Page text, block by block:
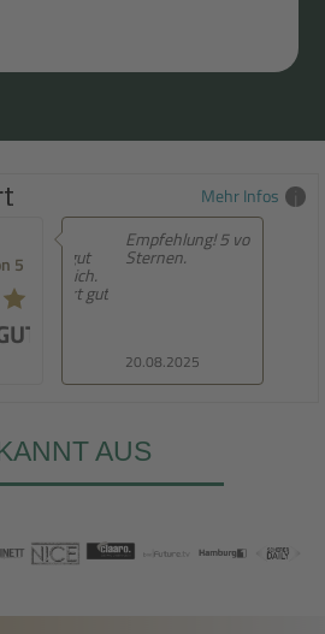
Mehr Infos
20.08.2025
Empfehlung! 5 von 5
Sternen.
AUS